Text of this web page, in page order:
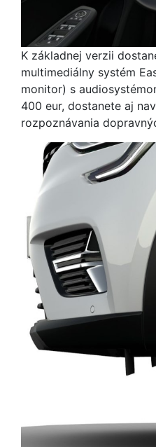
K základnej verzii
multimediálny systém
monitor) s
400 eur, dostanete aj
rozpoznávania